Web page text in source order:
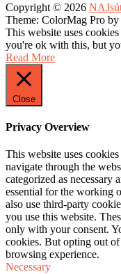
Copyright © 2026
Theme: ColorMag Pro by
This website uses
you're ok with this, but
Read More
Close
Privacy Overview
This website uses
navigate through the
categorized as necessary
essential for the working
also use third-party
you use this website.
only with your consent.
cookies. But opting out
browsing experience.
Necessary